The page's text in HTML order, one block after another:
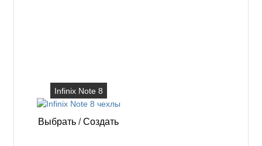
Infinix Note 8
Выбрать /Создать